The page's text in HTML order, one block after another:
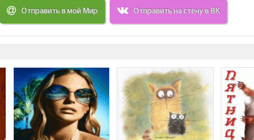
Отправить в мой Мир Отправить на стену в ВК